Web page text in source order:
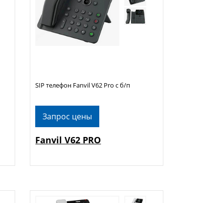
Запрос цены
Fanvil V62 PRO
SIP телефон Fanvil V62 Pro с б/п